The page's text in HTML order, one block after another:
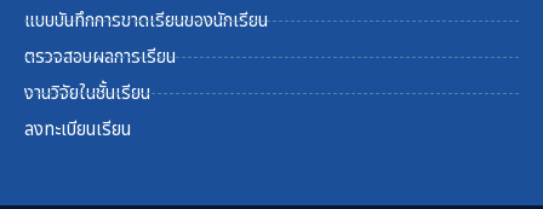
แบบบันทึกการขาดเรียนของนักเรียน
ตรวจสอบผลการเรียน
งานวิจัยในชั้นเรียน
ลงทะเบียนเรียน